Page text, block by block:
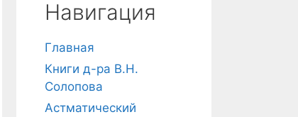
Навигация
Главная
Книги д-ра В.Н.
Солопова
Астматический